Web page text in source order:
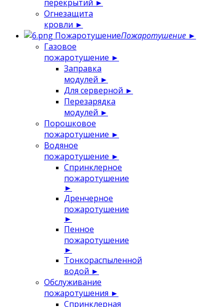
перекрытий ►
Огнезащита
кровли ►
ПожаротушениеПожаротушение ►
Газовое
пожаротушение ►
Заправка
модулей ►
Для серверной ►
Перезарядка
модулей ►
Порошковое
пожаротушение ►
Водяное
пожаротушение ►
Спринклерное
пожаротушение
►
Дренчерное
пожаротушение
►
Пенное
пожаротушение
►
Тонкораспыленной
водой ►
Обслуживание
пожаротушения ►
Спринклерная